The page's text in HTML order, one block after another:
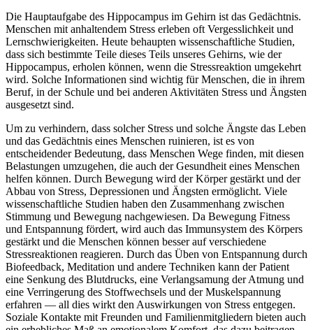
Die Hauptaufgabe des Hippocampus im Gehirn ist das Gedächtnis.
Menschen mit anhaltendem Stress erleben oft Vergesslichkeit und
Lernschwierigkeiten. Heute behaupten wissenschaftliche Studien,
dass sich bestimmte Teile dieses Teils unseres Gehirns, wie der
Hippocampus, erholen können, wenn die Stressreaktion umgekehrt
wird. Solche Informationen sind wichtig für Menschen, die in ihrem
Beruf, in der Schule und bei anderen Aktivitäten Stress und Ängsten
ausgesetzt sind.
Um zu verhindern, dass solcher Stress und solche Ängste das Leben
und das Gedächtnis eines Menschen ruinieren, ist es von
entscheidender Bedeutung, dass Menschen Wege finden, mit diesen
Belastungen umzugehen, die auch der Gesundheit eines Menschen
helfen können. Durch Bewegung wird der Körper gestärkt und der
Abbau von Stress, Depressionen und Ängsten ermöglicht. Viele
wissenschaftliche Studien haben den Zusammenhang zwischen
Stimmung und Bewegung nachgewiesen. Da Bewegung Fitness
und Entspannung fördert, wird auch das Immunsystem des Körpers
gestärkt und die Menschen können besser auf verschiedene
Stressreaktionen reagieren. Durch das Üben von Entspannung durch
Biofeedback, Meditation und andere Techniken kann der Patient
eine Senkung des Blutdrucks, eine Verlangsamung der Atmung und
eine Verringerung des Stoffwechsels und der Muskelspannung
erfahren — all dies wirkt den Auswirkungen von Stress entgegen.
Soziale Kontakte mit Freunden und Familienmitgliedern bieten auch